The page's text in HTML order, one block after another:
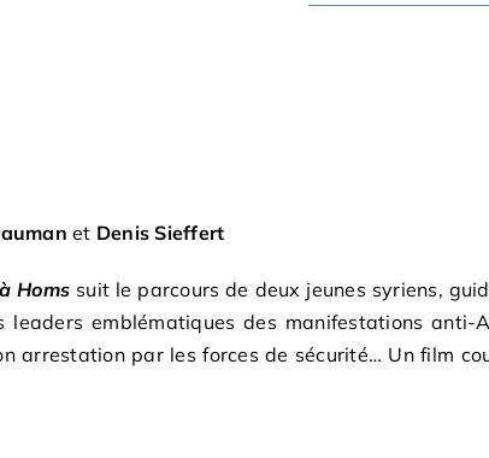
et Denis Sieffert
Homs suit le parcours de deux jeunes syriens,
emblématiques des manifestations
arrestation par les forces de sécurité… Un film